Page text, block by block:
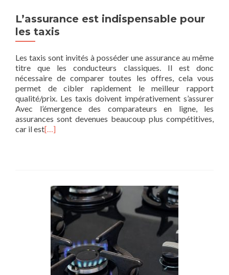
L’assurance est indispensable pour
les taxis
Les taxis sont invités à posséder une assurance au même
titre que les conducteurs classiques. Il est donc
nécessaire de comparer toutes les offres, cela vous
permet de cibler rapidement le meilleur rapport
qualité/prix. Les taxis doivent impérativement s’assurer
Avec l’émergence des comparateurs en ligne, les
assurances sont devenues beaucoup plus compétitives,
car il est[…]